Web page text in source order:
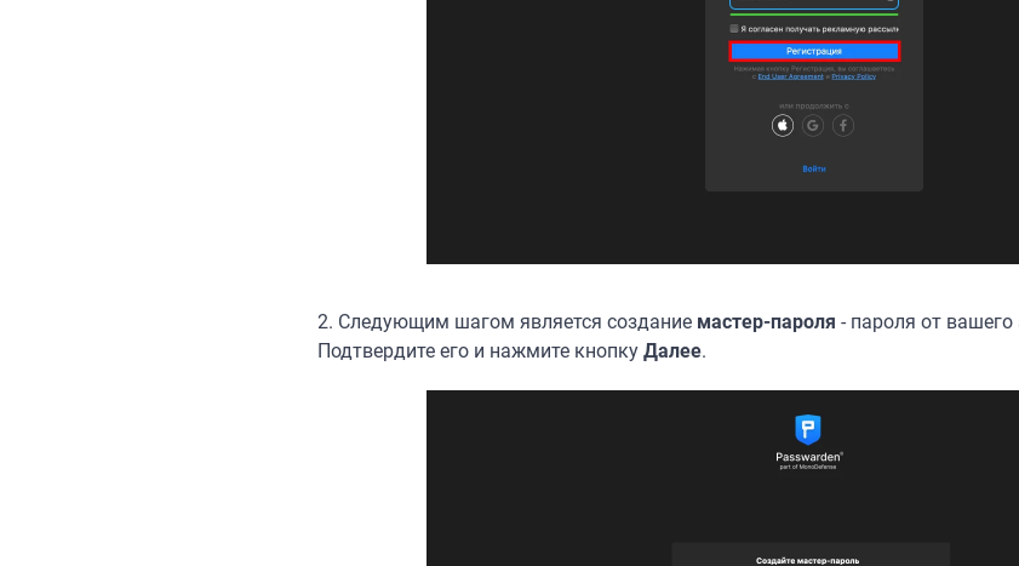
2. Следующим шагом является создание мастер-пароля - пароля от вашего
Подтвердите его и нажмите кнопку Далее.